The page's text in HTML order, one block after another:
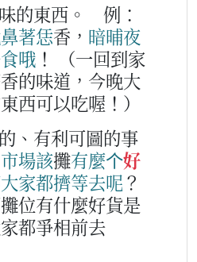
的東西。
例：
鼻著恁香， 暗晡夜
食哦 ！
（一回到家
的味道，今晚大
西可以吃喔！）
、有利可圖的事
市場該攤有麼个好
大家都擠等去呢？
攤位有什麼好貨是
都爭相前去